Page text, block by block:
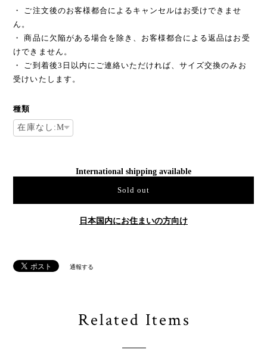
・ ご注文後のお客様都合によるキャンセルはお受けできませ
ん。
・ 商品に欠陥がある場合を除き、お客様都合による返品はお受
けできません。
・ ご到着後3日以内にご連絡いただければ、サイズ交換のみお
受けいたします。
種類
International shipping available
Sold out
日本国内にお住まいの方向け
通報する
Related Items